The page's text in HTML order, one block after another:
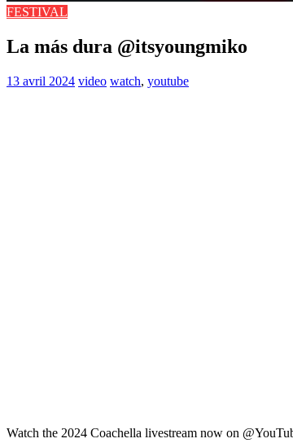
FESTIVAL
La más dura @itsyoungmiko
13 avril 2024 video watch, youtube
Watch the 2024 Coachella livestream now on